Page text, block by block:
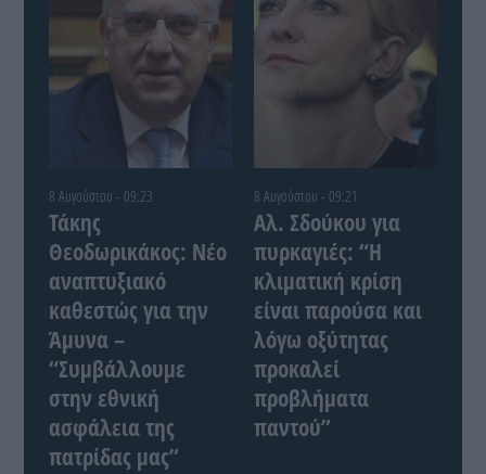
8 Αυγούστου - 09:23
Τάκης
Θεοδωρικάκος: Νέο
αναπτυξιακό
καθεστώς για την
Άμυνα –
“Συμβάλλουμε
στην εθνική
ασφάλεια της
πατρίδας μας”
8 Αυγούστου - 09:21
Αλ. Σδούκου για
πυρκαγιές: “Η
κλιματική κρίση
είναι παρούσα και
λόγω οξύτητας
προκαλεί
προβλήματα
παντού”